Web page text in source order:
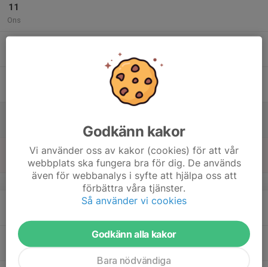
11
Ons
v.47
17
Godkänn kakor
Vi använder oss av kakor (cookies) för att vår
webbplats ska fungera bra för dig. De används
även för webbanalys i syfte att hjälpa oss att
förbättra våra tjänster.
Så använder vi cookies
Godkänn alla kakor
Bara nödvändiga